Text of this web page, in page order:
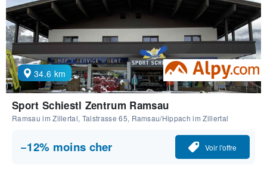
34.6 km
Sport Schiestl Zentrum Ramsau
Ramsau im Zillertal, Talstrasse 65, Ramsau/Hippach im Zillertal
−12% moins cher Voir l'offre